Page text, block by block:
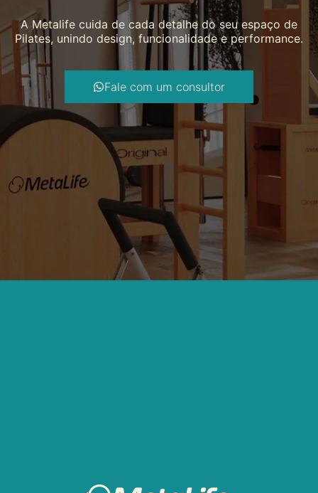
A Metalife cuida de cada detalhe do seu espaço de
Pilates, unindo design, funcionalidade e performance.
Fale com um consultor